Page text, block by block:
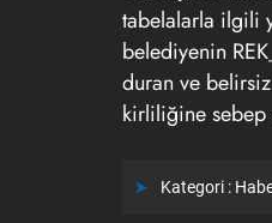
tabelalarla ilgili
belediyenin
duran ve
kirliliğine sebep
Kategori :